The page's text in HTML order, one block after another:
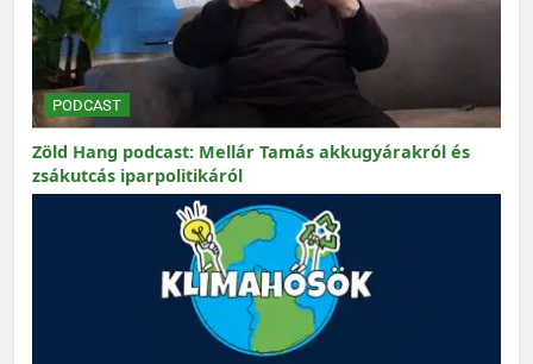
PODCAST
Zöld Hang podcast: Mellár Tamás akkugyárakról és
zsákutcás iparpolitikáról